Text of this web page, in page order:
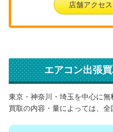
店舗アクセ
エアコン出張
東京・神奈川・埼玉を中心に無
買取の内容・量によっては、全